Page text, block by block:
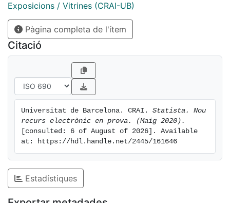
Els resultats es poden descarregar en diferents
formats (PNG, PPT, PDF, XLS) i inclouen infografies
que poden ser de gran ajuda per incloure als treballs
de classe o a un Power Point.
Consulteu el seu Tutorial.
El període de prova està obert fins al 31 d'agost de
2020.
Exposicions / Vitrines (CRAI-UB)
Pàgina completa de l'ítem
Citació
Universitat de Barcelona. CRAI. Statista. Nou
recurs electrònic en prova. (Maig 2020).
[consulted: 6 of August of 2026]. Available
at: https://hdl.handle.net/2445/161646
Estadístiques